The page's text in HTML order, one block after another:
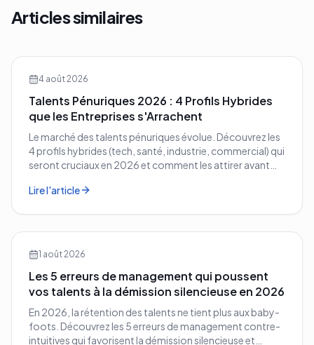
Articles similaires
4 août 2026
Talents Pénuriques 2026 : 4 Profils Hybrides
que les Entreprises s'Arrachent
Le marché des talents pénuriques évolue. Découvrez les
4 profils hybrides (tech, santé, industrie, commercial) qui
seront cruciaux en 2026 et comment les attirer avant
Lire l'article
1 août 2026
Les 5 erreurs de management qui poussent
vos talents à la démission silencieuse en 2026
En 2026, la rétention des talents ne tient plus aux baby-
foots. Découvrez les 5 erreurs de management contre-
intuitives qui favorisent la démission silencieuse et